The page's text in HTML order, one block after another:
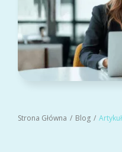
Strona Główna Blog Artykuł